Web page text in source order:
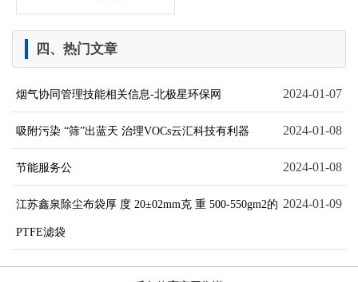
四、热门文章
2024-01-07
烟气协同管理技能相关信息-北极星环保网
2024-01-08
吸附污染 “筛”出蓝天 治理VOCs云汇科技有利器
2024-01-08
节能服务公
2024-01-09
江苏鑫泉除尘布袋厚 度 20±02mm克 重 500-550gm2的
PTFE滤袋